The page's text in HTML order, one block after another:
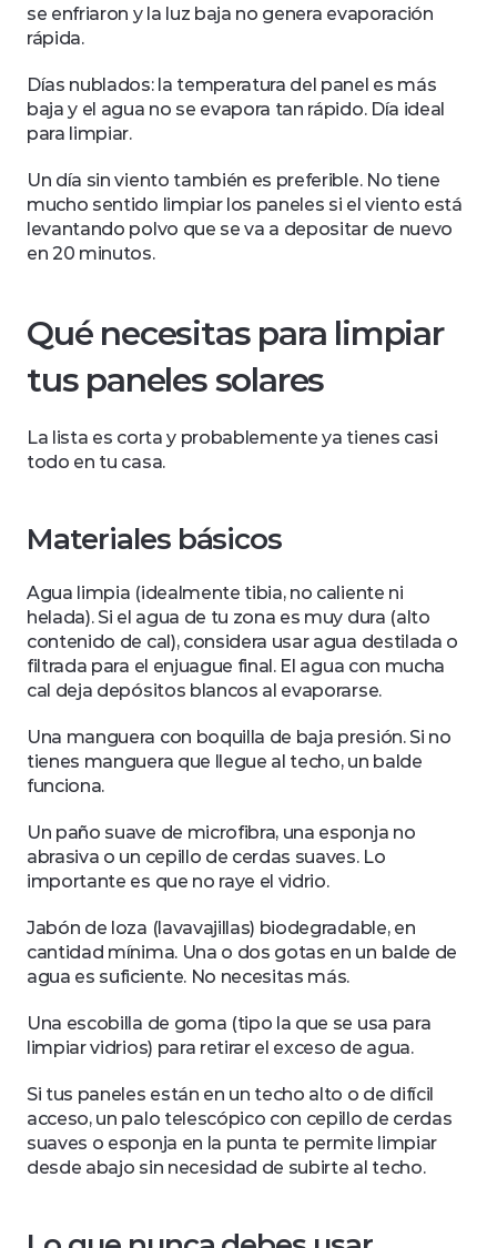
se enfriaron y la luz baja no genera evaporación
rápida.
Días nublados: la temperatura del panel es más
baja y el agua no se evapora tan rápido. Día ideal
para limpiar.
Un día sin viento también es preferible. No tiene
mucho sentido limpiar los paneles si el viento está
levantando polvo que se va a depositar de nuevo
en 20 minutos.
Qué necesitas para limpiar
tus paneles solares
La lista es corta y probablemente ya tienes casi
todo en tu casa.
Materiales básicos
Agua limpia (idealmente tibia, no caliente ni
helada). Si el agua de tu zona es muy dura (alto
contenido de cal), considera usar agua destilada o
filtrada para el enjuague final. El agua con mucha
cal deja depósitos blancos al evaporarse.
Una manguera con boquilla de baja presión. Si no
tienes manguera que llegue al techo, un balde
funciona.
Un paño suave de microfibra, una esponja no
abrasiva o un cepillo de cerdas suaves. Lo
importante es que no raye el vidrio.
Jabón de loza (lavavajillas) biodegradable, en
cantidad mínima. Una o dos gotas en un balde de
agua es suficiente. No necesitas más.
Una escobilla de goma (tipo la que se usa para
limpiar vidrios) para retirar el exceso de agua.
Si tus paneles están en un techo alto o de difícil
acceso, un palo telescópico con cepillo de cerdas
suaves o esponja en la punta te permite limpiar
desde abajo sin necesidad de subirte al techo.